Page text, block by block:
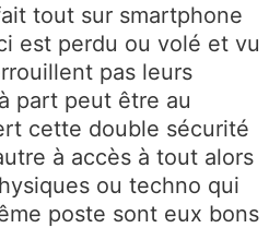
tout sur smartphone
est perdu ou volé et vu
pas leurs
part peut être au
cette double sécurité
à accès à tout alors
ou techno qui
poste sont eux bons